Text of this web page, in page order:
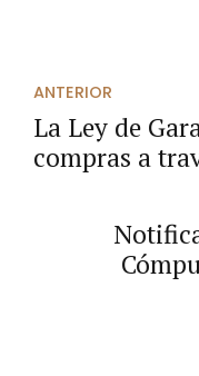
ANTERIOR
La Ley de
compras a